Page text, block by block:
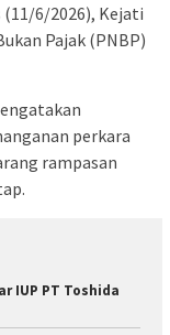
(11/6/2026), Kejati
Pajak (PNBP)
perkara
rampasan
IUP PT Toshida